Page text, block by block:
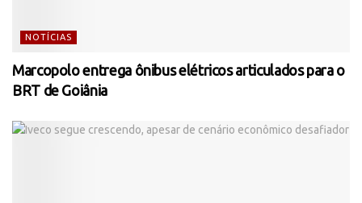
NOTÍCIAS
Marcopolo entrega ônibus elétricos articulados para o
BRT de Goiânia